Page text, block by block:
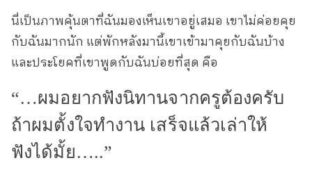
นี่เป็นภาพคุ้นตาที่ฉันมองเห็นเขาอยู่เสมอ เขาไม่ค่อยคุย
กับฉันมากนัก แต่พักหลังมานี้เขาเข้ามาคุยกับฉันบ้าง
และประโยคที่เขาพูดกับฉันบ่อยที่สุด คือ
“…ผมอยากฟังนิทานจากครูต้องครับ
ถ้าผมตั้งใจทำงาน เสร็จแล้วเล่าให้
ฟังได้มั้ย…..”